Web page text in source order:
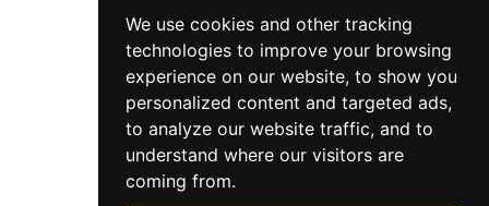
We use cookies and other tracking
technologies to improve your browsing
experience on our website, to show you
personalized content and targeted ads,
to analyze our website traffic, and to
understand where our visitors are
coming from.